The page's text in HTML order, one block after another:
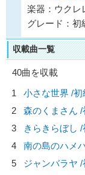
楽器：ウクレ
グレード：初
収載曲一覧
40曲を収載
1
小さな世界 /初
2
森のくまさん /
3
きらきらぼし /
4
南の島のハメ
5
ジャンバラヤ /